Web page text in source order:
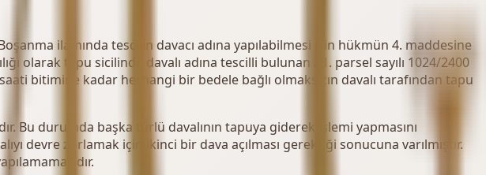
ilamında tescilin davacı adına yapılabilmesi için hükmün 4. maddesine
olarak tapu sicilinde davalı adına tescilli bulunan A1. parsel sayılı 1024/2400
bitimine kadar herhangi bir bedele bağlı olmaksızın davalı tarafından tapu
Bu durumda başka türlü davalının tapuya giderek işlemi yapmasını
devre zorlamak için ikinci bir dava açılması gerektiği sonucuna varılmıştır.